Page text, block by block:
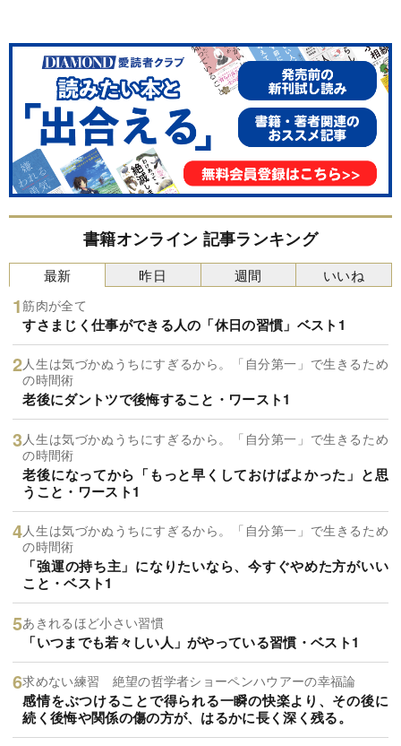
書籍オンライン 記事ランキング
最新
筋肉が全て
すさまじく仕事ができる人の「休日の習慣」ベスト1
人生は気づかぬうちにすぎるから。「自分第一」で生きるため
の時間術
老後にダントツで後悔すること・ワースト1
人生は気づかぬうちにすぎるから。「自分第一」で生きるため
の時間術
老後になってから「もっと早くしておけばよかった」と思
うこと・ワースト1
人生は気づかぬうちにすぎるから。「自分第一」で生きるため
の時間術
「強運の持ち主」になりたいなら、今すぐやめた方がいい
こと・ベスト1
あきれるほど小さい習慣
「いつまでも若々しい人」がやっている習慣・ベスト1
求めない練習 絶望の哲学者ショーペンハウアーの幸福論
感情をぶつけることで得られる一瞬の快楽より、その後に
続く後悔や関係の傷の方が、はるかに長く深く残る。
昨日 週間 いいね